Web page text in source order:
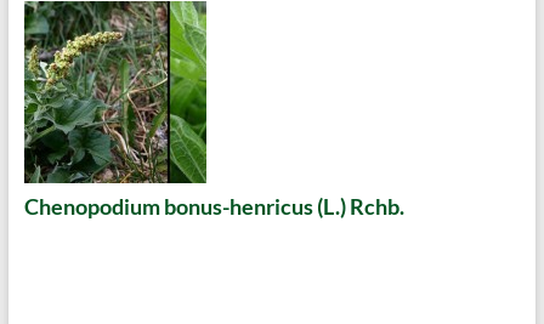
Chenopodium bonus-henricus (L.) Rchb.